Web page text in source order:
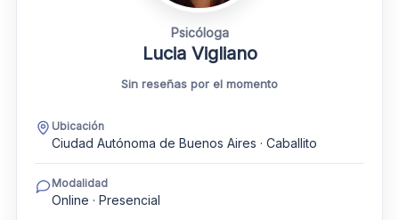
Psicóloga
Lucia Vigliano
Sin reseñas por el momento
Ubicación
Ciudad Autónoma de Buenos Aires · Caballito
Modalidad
Online · Presencial